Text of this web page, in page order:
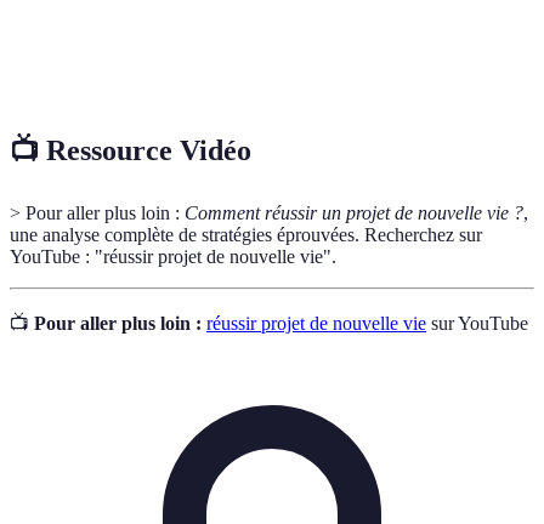
📺 Ressource Vidéo
> Pour aller plus loin : Comment réussir un projet de nouvelle vie ?,
une analyse complète de stratégies éprouvées. Recherchez sur
YouTube : "réussir projet de nouvelle vie".
📺 Pour aller plus loin : réussir projet de nouvelle vie sur YouTube